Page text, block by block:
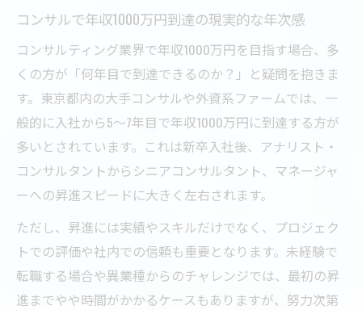
コンサルで年収1000万円到達の現実的な年次感
コンサルティング業界で年収1000万円を目指す場合、多
くの方が「何年目で到達できるのか？」と疑問を抱きま
す。東京都内の大手コンサルや外資系ファームでは、一
般的に入社から5～7年目で年収1000万円に到達する方が
多いとされています。これは新卒入社後、アナリスト・
コンサルタントからシニアコンサルタント、マネージャ
ーへの昇進スピードに大きく左右されます。
ただし、昇進には実績やスキルだけでなく、プロジェク
トでの評価や社内での信頼も重要となります。未経験で
転職する場合や異業種からのチャレンジでは、最初の昇
進までやや時間がかかるケースもありますが、努力次第